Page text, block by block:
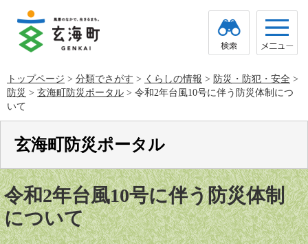
で
す。
ば
し
て
トップページ > 分類でさがす > くらしの情報 > 防災・防犯・安全 >
防災 > 玄海町防災ポータル > 令和2年台風10号に伴う防災体制につ
いて
玄海町防災ポータル
本
文令和2年台風10号に伴う防災体制
について